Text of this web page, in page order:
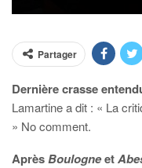
Partager
Dernière crasse
Lamartine a dit : « La
» No comment.
AprèsBoulogneet